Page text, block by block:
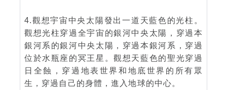
4.觀想宇宙中央太陽發出一道天藍色的光柱。
觀想光柱穿過全宇宙的銀河中央太陽，穿過本
銀河系的銀河中央太陽，穿過本銀河系，穿過
位於水瓶座的冥王星。觀想天藍色的聖光穿過
日全蝕，穿過地表世界和地底世界的所有眾
生，穿過自己的身體，進入地球的中心。